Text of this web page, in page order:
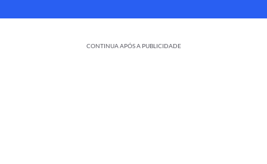
CONTINUA APÓS A PUBLICIDADE